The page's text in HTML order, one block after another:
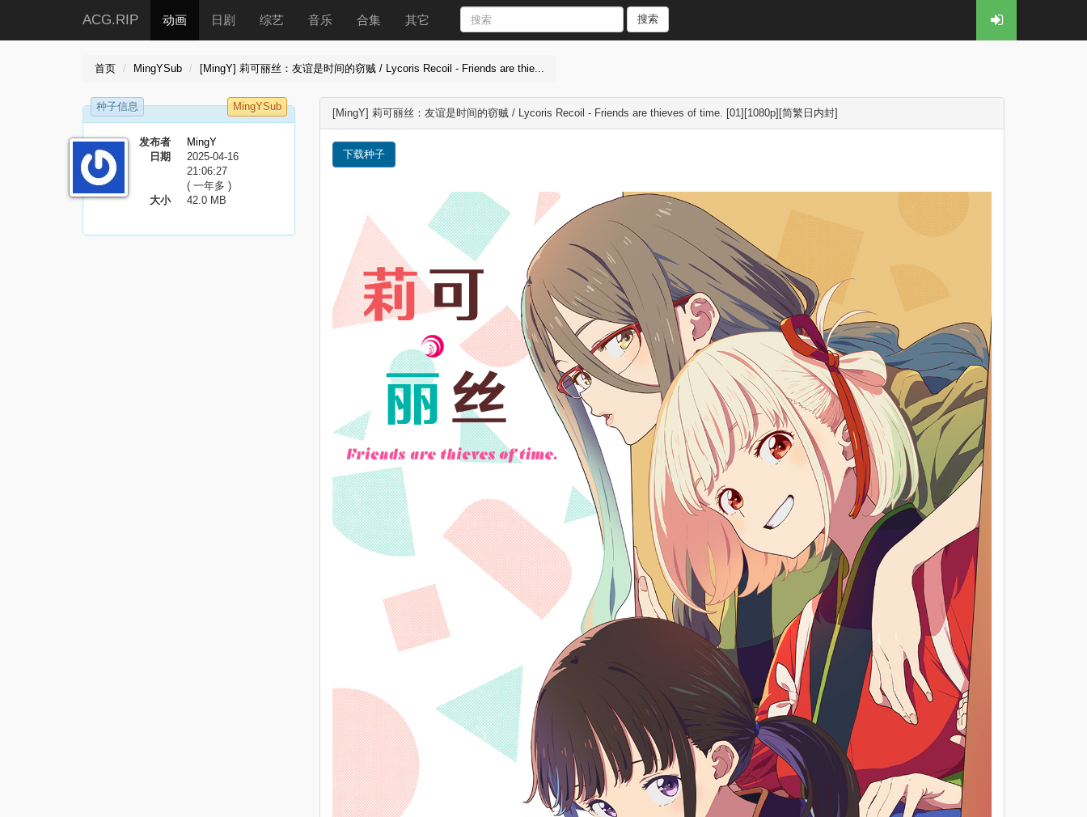
ACG.RIP 动画 日剧 综艺 音乐 合集 其它 搜索
首页 MingYSub [MingY] 莉可丽丝：友谊是时间的窃贼 / Lycoris Recoil - Friends are thie...
种子信息 MingYSub
发布者
MingY
日期
2025-04-16
21:06:27
( 一年多 )
大小
42.0 MB
[MingY] 莉可丽丝：友谊是时间的窃贼 / Lycoris Recoil - Friends are thieves of time. [01][1080p][简繁日内封]
下载种子